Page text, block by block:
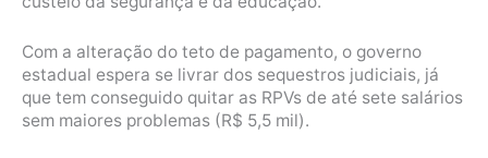
Com a alteração do teto de pagamento, o governo
estadual espera se livrar dos sequestros judiciais, já
que tem conseguido quitar as RPVs de até sete salários
sem maiores problemas (R$ 5,5 mil).